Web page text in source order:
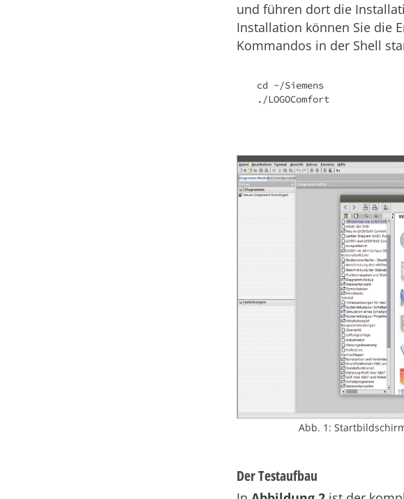
und führen dort die
Installation können Sie die
Kommandos in der Shell
cd ~/Siemens
./LOGOComfort
Abb. 1:
Der Testaufbau